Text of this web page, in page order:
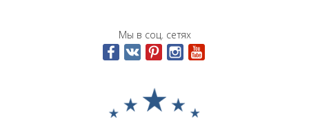
Мы в соц. сетях